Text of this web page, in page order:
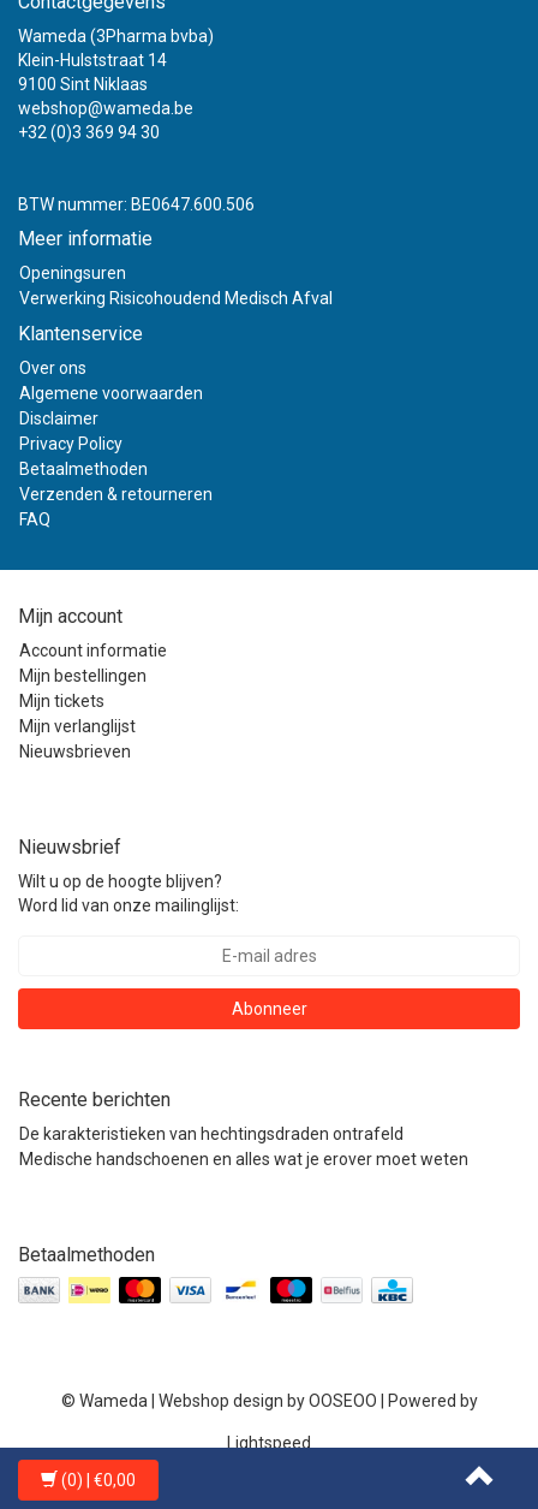
Wameda (3Pharma bvba)
Klein-Hulststraat 14
9100 Sint Niklaas
webshop@wameda.be
+32 (0)3 369 94 30
BTW nummer: BE0647.600.506
Meer informatie
Openingsuren
Verwerking Risicohoudend Medisch Afval
Klantenservice
Over ons
Algemene voorwaarden
Disclaimer
Privacy Policy
Betaalmethoden
Verzenden & retourneren
FAQ
Mijn account
Account informatie
Mijn bestellingen
Mijn tickets
Mijn verlanglijst
Nieuwsbrieven
Nieuwsbrief
Wilt u op de hoogte blijven?
Word lid van onze mailinglijst:
Abonneer
Recente berichten
De karakteristieken van hechtingsdraden ontrafeld
Medische handschoenen en alles wat je erover moet weten
Betaalmethoden
© Wameda | Webshop design byOOSEOO | Powered by
Lightspeed
(0) | €0,00